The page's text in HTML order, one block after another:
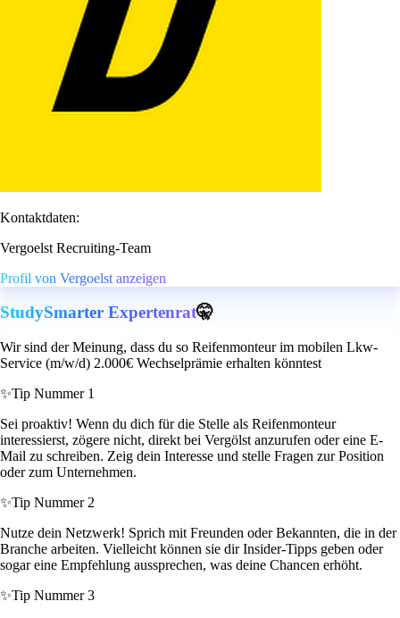
Kontaktdaten:
Vergoelst Recruiting-Team
Profil von Vergoelst anzeigen
StudySmarter Expertenrat🤫
Wir sind der Meinung, dass du so Reifenmonteur im mobilen Lkw-
Service (m/w/d) 2.000€ Wechselprämie erhalten könntest
✨Tip Nummer 1
Sei proaktiv! Wenn du dich für die Stelle als Reifenmonteur
interessierst, zögere nicht, direkt bei Vergölst anzurufen oder eine E-
Mail zu schreiben. Zeig dein Interesse und stelle Fragen zur Position
oder zum Unternehmen.
✨Tip Nummer 2
Nutze dein Netzwerk! Sprich mit Freunden oder Bekannten, die in der
Branche arbeiten. Vielleicht können sie dir Insider-Tipps geben oder
sogar eine Empfehlung aussprechen, was deine Chancen erhöht.
✨Tip Nummer 3